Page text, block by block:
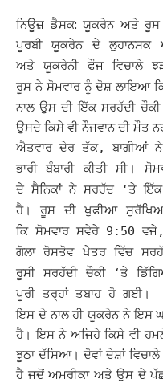
ਨਿਊਜ਼ ਡੈਸਕ: ਯੂਕਰੇਨ ਅਤੇ ਰੂਸ
ਪੂਰਬੀ ਯੂਕਰੇਨ ਦੇ ਲੁਹਾਨਸਕ
ਅਤੇ ਯੂਕਰੇਨੀ ਫੌਜ ਵਿਚਾਲੇ
ਰੂਸ ਨੇ ਸੋਮਵਾਰ ਨੂੰ ਦੋਸ਼ ਲਾਇਆ
ਨਾਲ ਉਸ ਦੀ ਇੱਕ ਸਰਹੱਦੀ ਚੌਕੀ
ਉਸਦੇ ਕਿਸੇ ਵੀ ਨੌਜਵਾਨ ਦੀ ਮੌਤ
ਐਤਵਾਰ ਦੇਰ ਤੱਕ, ਬਾਗੀਆਂ
ਭਾਰੀ ਬੰਬਾਰੀ ਕੀਤੀ ਸੀ।
ਦੇ ਸੈਨਿਕਾਂ ਨੇ ਸਰਹੱਦ ‘ਤੇ
ਹੈ। ਰੂਸ ਦੀ ਖੁਫੀਆ
ਕਿਸੋਮਵਾਰ ਸਵੇਰੇ 9:50
ਗੋਲਾ ਰੋਸਤੋਵ ਖੇਤਰ ਵਿੱਚ
ਰੂਸੀ ਸਰਹੱਦੀ ਚੌਕੀ ‘ਤੇ
ਪੂਰੀ ਤਰ੍ਹਾਂ ਤਬਾਹ ਹੋ ਗਈ।
ਇਸ ਦੇ ਨਾਲ ਹੀ ਯੂਕਰੇਨ ਨੇ ਇਸ
ਹੈ। ਇਸ ਨੇ ਅਜਿਹੇ ਕਿਸੇ ਵੀ
ਝੂਠਾ ਦੱਸਿਆ। ਦੋਵਾਂ ਦੇਸ਼ਾਂ
ਹੈ ਜਦੋਂ ਅਮਰੀਕਾ ਅਤੇ ਉਸ ਦੇ